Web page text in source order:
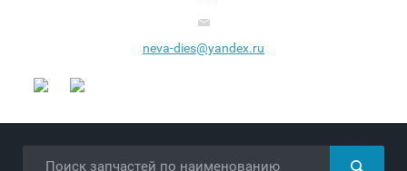
neva-dies@yandex.ru